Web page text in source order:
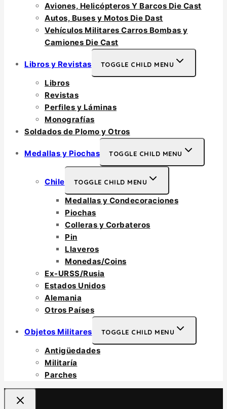
Aviones, Helicópteros Y Barcos Die Cast
Autos, Buses y Motos Die Dast
Vehículos Militares Carros Bombas y
Camiones Die Cast
Libros y Revistas TOGGLE CHILD MENU
Libros
Revistas
Perfiles y Láminas
Monografías
Soldados de Plomo y Otros
Medallas y Piochas TOGGLE CHILD MENU
Chile TOGGLE CHILD MENU
Medallas y Condecoraciones
Piochas
Colleras y Corbateros
Pin
Llaveros
Monedas/Coins
Ex-URSS/Rusia
Estados Unidos
Alemania
Otros Países
Objetos Militares TOGGLE CHILD MENU
Antigüedades
Militaría
Parches